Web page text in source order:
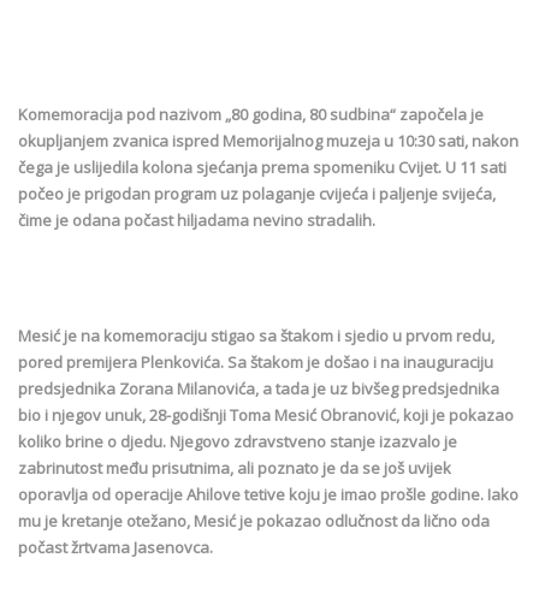
Komemoracija pod nazivom „80 godina, 80 sudbina“ započela je
okupljanjem zvanica ispred Memorijalnog muzeja u 10:30 sati, nakon
čega je uslijedila kolona sjećanja prema spomeniku Cvijet. U 11 sati
počeo je prigodan program uz polaganje cvijeća i paljenje svijeća,
čime je odana počast hiljadama nevino stradalih.
Mesić je na komemoraciju stigao sa štakom i sjedio u prvom redu,
pored premijera Plenkovića. Sa štakom je došao i na inauguraciju
predsjednika Zorana Milanovića, a tada je uz bivšeg predsjednika
bio i njegov unuk, 28-godišnji Toma Mesić Obranović, koji je pokazao
koliko brine o djedu. Njegovo zdravstveno stanje izazvalo je
zabrinutost među prisutnima, ali poznato je da se još uvijek
oporavlja od operacije Ahilove tetive koju je imao prošle godine. Iako
mu je kretanje otežano, Mesić je pokazao odlučnost da lično oda
počast žrtvama Jasenovca.